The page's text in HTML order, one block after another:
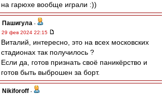
на гарюхе вообще играли :))
Пашигула -
29 фев 2024 22:15
Виталий, интересно, это на всех московских
стадионах так получилось ?
Если да, готов признать своё паникёрство и
готов быть выброшен за борт.
Nikiforoff -